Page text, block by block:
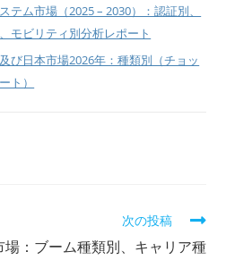
テム市場（2025 – 2030）：認証別、
モビリティ別分析レポート
び日本市場2026年：種類別（チョッ
ト）
次の投稿
：ブーム種類別、キャリア種